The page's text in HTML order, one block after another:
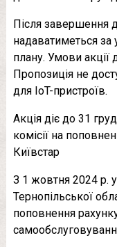
Після завершення
надаватиметься
плану. Умови акції
Пропозиція не
для IoT-пристроїв.
Акція діє до 31
комісії на
Київстар
З 1 жовтня 2024 р.
Тернопільської
поповнення